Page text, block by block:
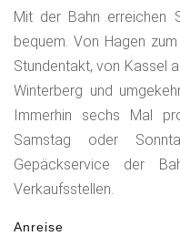
Mit der Bahn erreichen
bequem. Von Hagen
Stundentakt, von Kassel
Winterberg und
Immerhin sechs Mal
Samstag oder
Gepäckservice der
Verkaufsstellen.
Anreise